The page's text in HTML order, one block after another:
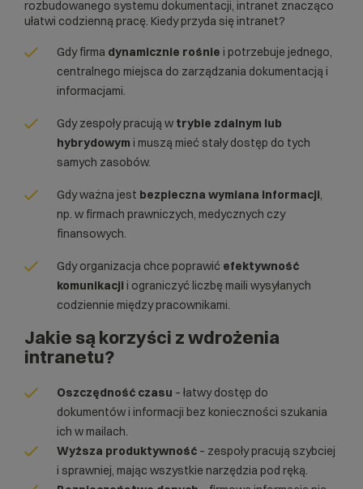
rozbudowanego systemu dokumentacji, intranet znacząco
ułatwi codzienną pracę. Kiedy przyda się intranet?
Gdy firma dynamicznie rośnie i potrzebuje jednego,
centralnego miejsca do zarządzania dokumentacją i
informacjami.
Gdy zespoły pracują w trybie zdalnym lub
hybrydowym i muszą mieć stały dostęp do tych
samych zasobów.
Gdy ważna jest bezpieczna wymiana informacji,
np. w firmach prawniczych, medycznych czy
finansowych.
Gdy organizacja chce poprawić efektywność
komunikacji i ograniczyć liczbę maili wysyłanych
codziennie między pracownikami.
Jakie są korzyści z wdrożenia
intranetu?
Oszczędność czasu – łatwy dostęp do
dokumentów i informacji bez konieczności szukania
ich w mailach.
Wyższa produktywność – zespoły pracują szybciej
i sprawniej, mając wszystkie narzędzia pod ręką.